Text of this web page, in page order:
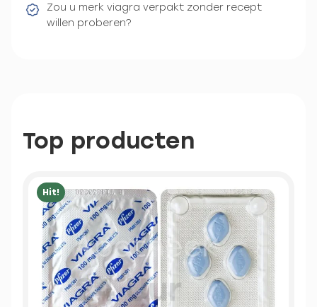
Zou u merk viagra verpakt zonder recept
willen proberen?
Top producten
Hit!